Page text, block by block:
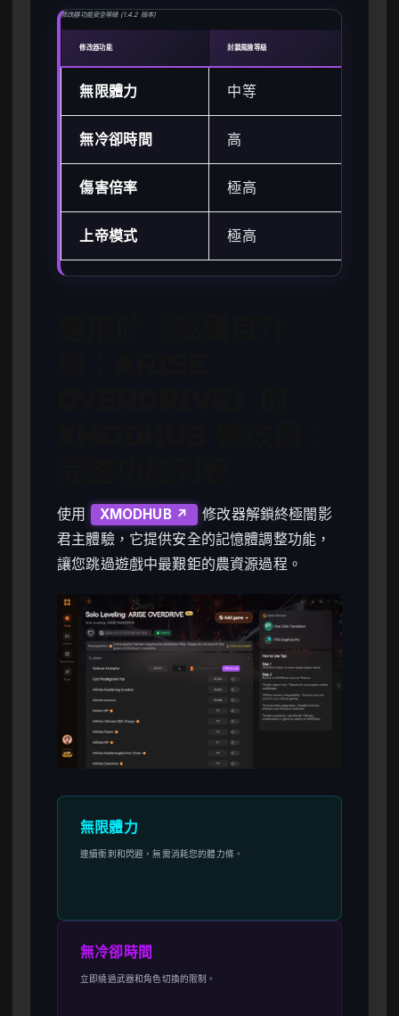
修改器功能安全等級 (1.4.2 版本)
修改器功能 封鎖風險等級
無限體力 中等
無冷卻時間 高
傷害倍率 極高
上帝模式 極高
使用 XMODHUB ↗
修改器解鎖終極闇影
君主體驗，它提供安全的記憶體調整功能，
讓您跳過遊戲中最艱鉅的農資源過程。
無限體力
連續衝刺和閃避，無需消耗您的體力條。
無冷卻時間
立即繞過武器和角色切換的限制。